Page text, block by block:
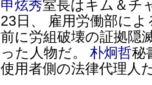
申炫秀室長はキム＆チ
23日、 雇用労働部に
前に労組破壊の証拠隠
った人物だ。朴炯哲秘
使用者側の法律代理人